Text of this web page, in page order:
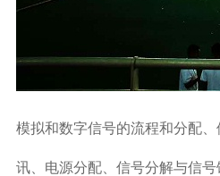
模拟和数字信号的流程和分配
讯、电源分配、信号分解与信